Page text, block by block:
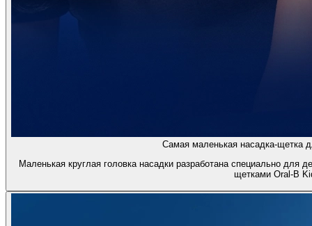
Самая маленькая насадка-щетка
Маленькая круглая головка насадки разработана специально для
щетками Oral-B